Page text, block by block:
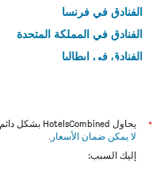
الفنادق في فرنسا
الفنادق في المملكة المتحدة
الفنادق في إيطاليا
*
يحاول HotelsCombined بشكل دائم الحصول على الأسعار الدقيقة، ولكن
لا يمكن ضمان الأسعار .
إليك السبب: